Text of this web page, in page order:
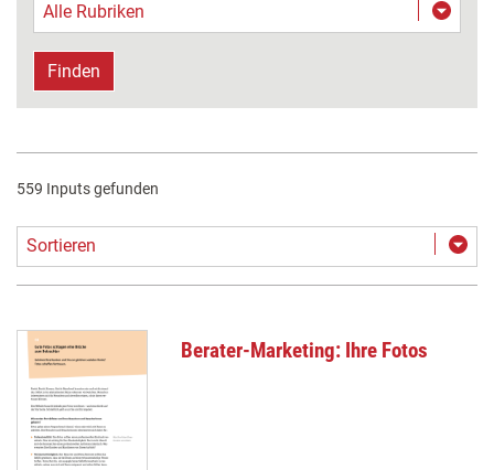
Alle Rubriken
Finden
559 Inputs gefunden
Sortieren
Berater-Marketing: Ihre Fotos